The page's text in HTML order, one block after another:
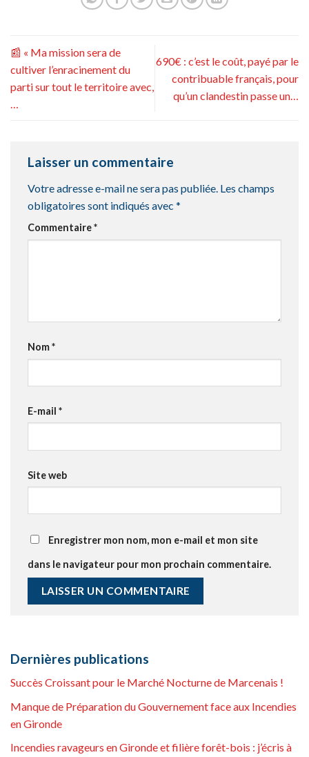
📰 « Ma mission sera de
cultiver l’enracinement du
parti sur tout le territoire avec,
…
690€ : c’est le coût, payé par le
contribuable français, pour
qu’un clandestin passe un…
Laisser un commentaire
Votre adresse e-mail ne sera pas publiée. Les champs
obligatoires sont indiqués avec *
Commentaire*
Nom*
E-mail *
Site web
Enregistrer mon nom, mon e-mail et mon site
dans le navigateur pour mon prochain commentaire.
Dernières publications
Succès Croissant pour le Marché Nocturne de Marcenais !
Manque de Préparation du Gouvernement face aux Incendies
en Gironde
Incendies ravageurs en Gironde et filière forêt-bois : j’écris à